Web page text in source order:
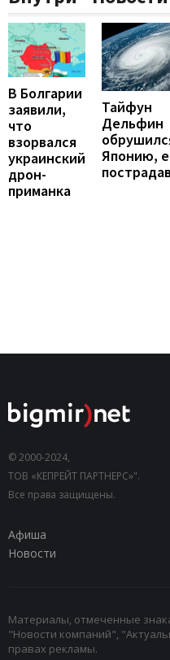
В Болгарии
заявили,
что
взорвался
украинский
дрон-
приманка
Тайфун
Дельфин
Японию,
© 2000-2024,
ТОВ «КЕПРЕЙТ ПАРТНЕРС»".
Все права защищены.
Афиша
Новости
Материалы, отмеченные
"Новости компаний",
правах рекламы.